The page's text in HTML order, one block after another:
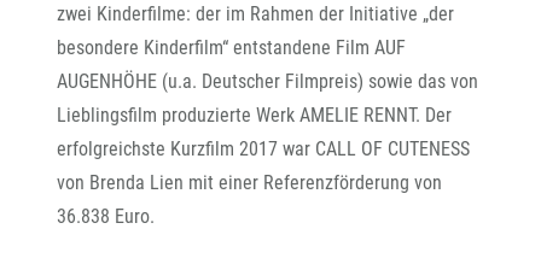
zwei Kinderfilme: der im Rahmen der Initiative „der
besondere Kinderfilm“ entstandene Film AUF
AUGENHÖHE (u.a. Deutscher Filmpreis) sowie das von
Lieblingsfilm produzierte Werk AMELIE RENNT. Der
erfolgreichste Kurzfilm 2017 war CALL OF CUTENESS
von Brenda Lien mit einer Referenzförderung von
36.838 Euro.